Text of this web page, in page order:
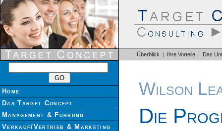
Wilson
Die
Überblick | Ihre Vorteile | Das
Home
Das Target Concept
Management & Führung
Verkauf/Vertrieb & Marketing